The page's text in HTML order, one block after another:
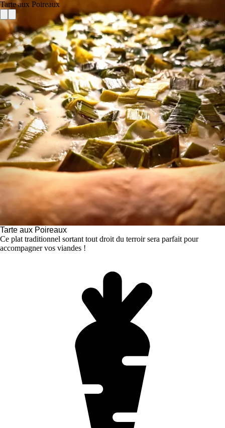
Tarte aux Poireaux
Tarte aux Poireaux
Ce plat traditionnel sortant tout droit du terroir sera parfait pour
accompagner vos viandes !